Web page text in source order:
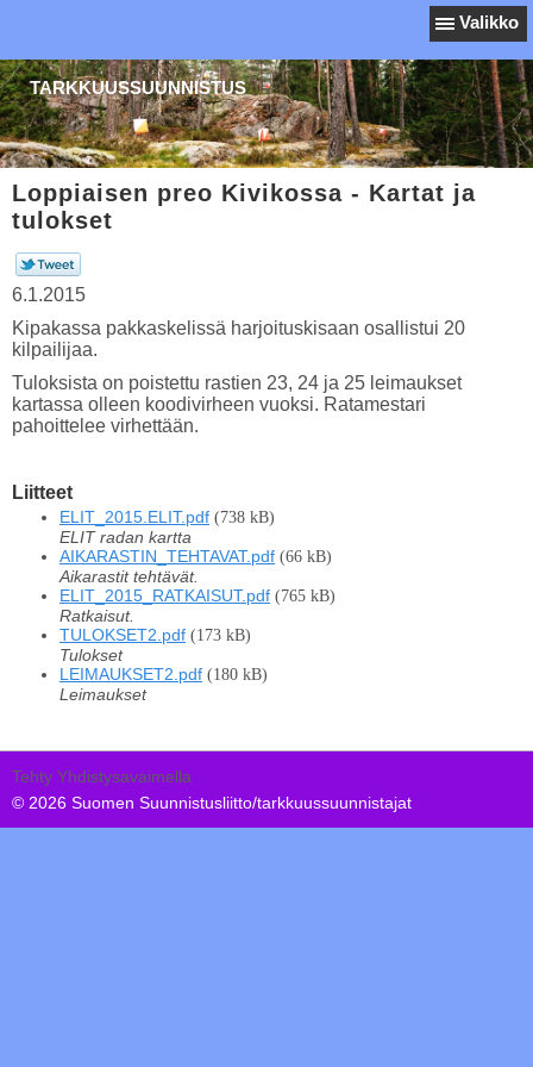
Valikko
TARKKUUSSUUNNISTUS
Loppiaisen preo Kivikossa - Kartat ja
tulokset
6.1.2015
Kipakassa pakkaskelissä harjoituskisaan osallistui 20
kilpailijaa.
Tuloksista on poistettu rastien 23, 24 ja 25 leimaukset
kartassa olleen koodivirheen vuoksi. Ratamestari
pahoittelee virhettään.
Liitteet
ELIT_2015.ELIT.pdf (738 kB)
ELIT radan kartta
AIKARASTIN_TEHTAVAT.pdf (66 kB)
Aikarastit tehtävät.
ELIT_2015_RATKAISUT.pdf (765 kB)
Ratkaisut.
TULOKSET2.pdf (173 kB)
Tulokset
LEIMAUKSET2.pdf (180 kB)
Leimaukset
Tehty Yhdistysavaimella
© 2026 Suomen Suunnistusliitto/tarkkuussuunnistajat